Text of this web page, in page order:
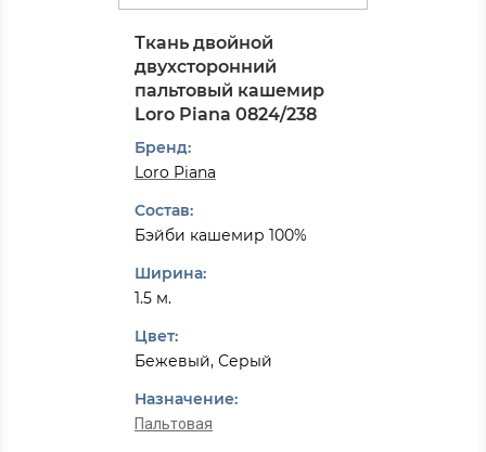
Ткань двойной
двухсторонний
пальтовый кашемир
Loro Piana 0824/238
Бренд:
Loro Piana
Состав:
Бэйби кашемир 100%
Ширина:
1.5 м.
Цвет:
Бежевый, Серый
Назначение:
Пальтовая